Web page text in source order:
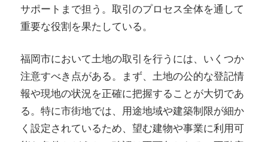
サポートまで担う。取引のプロセス全体を通して
重要な役割を果たしている。
福岡市において土地の取引を行うには、いくつか
注意すべき点がある。まず、土地の公的な登記情
報や現地の状況を正確に把握することが大切であ
る。特に市街地では、用途地域や建築制限が細か
く設定されているため、望む建物や事業に利用可